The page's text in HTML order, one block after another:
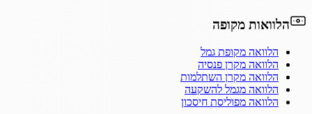
הלוואות מקופה
הלוואה מקופת גמל
הלוואה מקרן פנסיה
הלוואה מקרן השתלמות
הלוואה מגמל להשקעה
הלוואה מפוליסת חיסכון